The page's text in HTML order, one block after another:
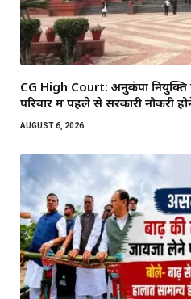
CG High Court: अनुकंपा नियुक्ति
परिवार में पहले से सरकारी नौकरी
AUGUST 6, 2026